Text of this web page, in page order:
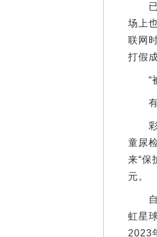
已有
场上
联网
打假
“被
有机
彩虹
童尿
来“保
元。
自
虹星
2023